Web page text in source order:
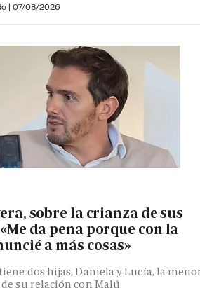
| 07/08/2026
sobre la crianza de sus
da pena porque con la
a más cosas»
dos hijas, Daniela y Lucía, la
su relación con Malú